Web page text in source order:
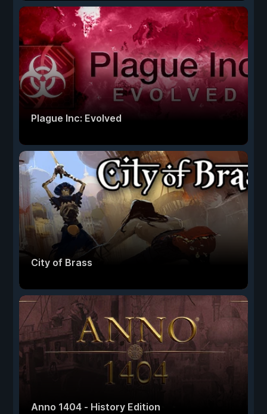
Plague Inc: Evolved
City of Brass
Anno 1404 - History Edition